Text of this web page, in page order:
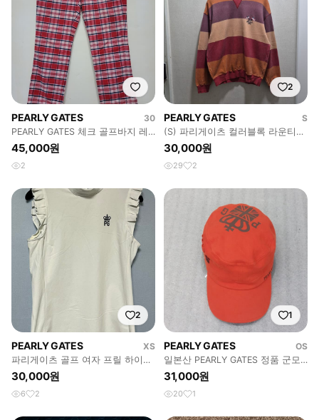
PEARLY GATES
30
PEARLY GATES 체크 골프바지 레
드 4
45,000원
2
2
PEARLY GATES
S
(S) 파리게이츠 컬러블록 라운티
크루넥
30,000원
29 2
2
PEARLY GATES
XS
파리게이츠 골프 여자 프릴 하이넥
민소매 화이트 기능성 XS 85 44
30,000원
6 2
1
PEARLY GATES
OS
일본산 PEARLY GATES 정품 군모
오렌지
31,000원
20 1